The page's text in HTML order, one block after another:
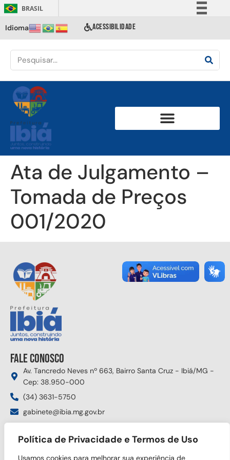
Política de Privacidade e Termos de Uso
Usamos cookies para melhorar sua experiência de
BRASIL
Comunica BR
Acesso à informação
Idioma ACESSIBILIDADE
Ata de Julgamento –
Tomada de Preços
001/2020
Fale conosco
Av. Tancredo Neves nº 663, Bairro Santa Cruz - Ibiá/MG -
Cep: 38.950-000
(34) 3631-5750
gabinete@ibia.mg.gov.br